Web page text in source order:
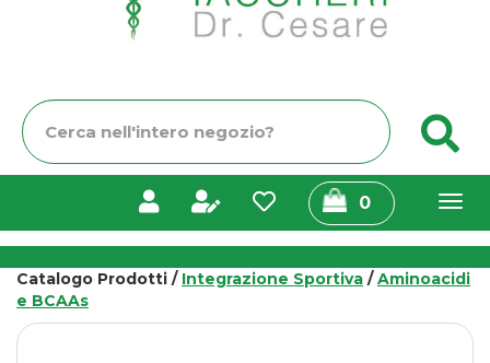
Cerca
Prodotto
0prodotti
inseriti
Catalogo Prodotti / Integrazione Sportiva /Aminoacidi
e BCAAs